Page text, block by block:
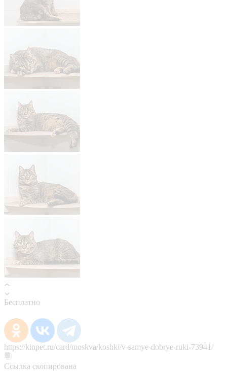
Бесплатно
https://kinpet.ru/card/moskva/koshki/v-samye-dobrye-ruki-73941/
Ссылка скопирована